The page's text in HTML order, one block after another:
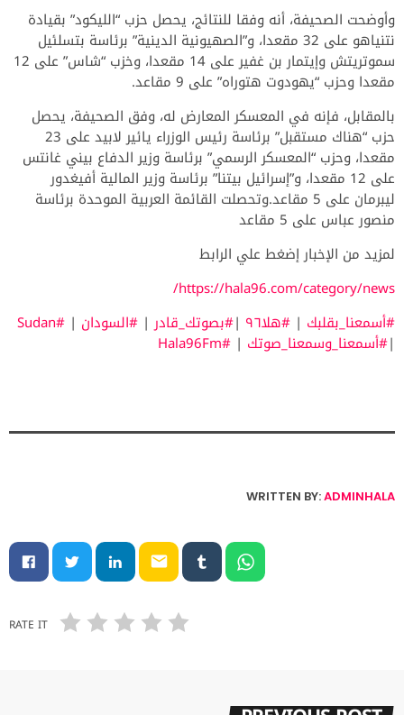
وأوضحت الصحيفة، أنه وفقا للنتائج، يحصل حزب “الليكود” بقيادة
نتنياهو على 32 مقعدا، و”الصهيونية الدينية” برئاسة بتسلئيل
سموتريتش وإيتمار بن غفير على 14 مقعدا، وخزب “شاس” على 12
مقعدا وحزب “يهودوت هتوراه” على 9 مقاعد.
بالمقابل، فإنه في المعسكر المعارض له، وفق الصحيفة، يحصل
حزب “هناك مستقبل” برئاسة رئيس الوزراء يائير لابيد على 23
مقعدا، وحزب “المعسكر الرسمي” برئاسة وزير الدفاع بيني غانتس
على 12 مقعدا، و”إسرائيل بيتنا” برئاسة وزير المالية أفيغدور
ليبرمان على 5 مقاعد.وتحصلت القائمة العربية الموحدة برئاسة
منصور عباس على 5 مقاعد
لمزيد من الإخبار إضغط علي الرابط
https://hala96.com/category/news/
#أسمعنا_بقلبك | #هلا٩٦ |#بصوتك_قادر| #السودان |
#Sudan
|#أسمعنا_وسمعنا_صوتك |
#Hala96Fm
WRITTEN BY:ADMINHALA
email
RATE IT